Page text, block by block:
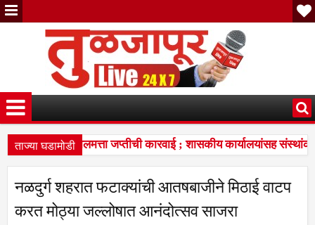
ताज्या घडामोडी
न भरल्यास मालमत्ता जप्तीची कारवाई ; शासकीय कार्यालयांसह
विद्यार्थ्यांना प्रेरणादायी वारसा
7:37 PM सरदारसिंग ठाकूर यांच्या
न भरल्यास मालमत्ता जप्तीची कारवाई ; शासकीय कार्यालयांसह
नळदुर्ग शहरात फटाक्यांची आतषबाजीने मिठाई वाटप
करत मोठ्या जल्लोषात आनंदोत्सव साजरा